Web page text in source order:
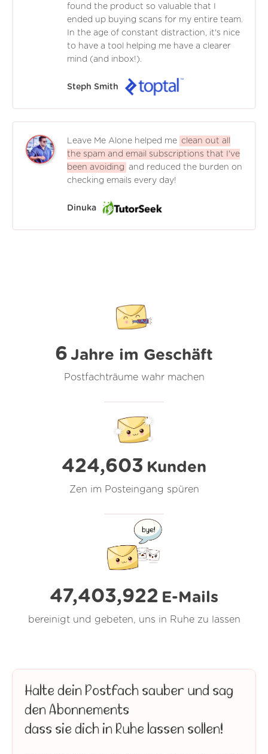
found the product so valuable that I
ended up buying scans for my entire team.
In the age of constant distraction, it's nice
to have a tool helping me have a clearer
mind (and inbox!).
Steph Smith
Leave Me Alone helped me clean out all
the spam and email subscriptions that I've
been avoiding and reduced the burden on
checking emails every day!
Dinuka
6 Jahre im Geschäft
Postfachträume wahr machen
424,603 Kunden
Zen im Posteingang spüren
47,403,922 E-Mails
bereinigt und gebeten, uns in Ruhe zu lassen
Halte dein Postfach sauber und sag
den Abonnements
dass sie dich in Ruhe lassen sollen!